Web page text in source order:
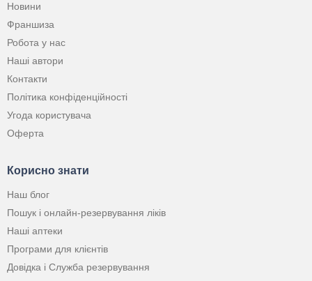
Новини
Франшиза
Робота у нас
Наші автори
Контакти
Політика конфіденційності
Угода користувача
Оферта
Корисно знати
Наш блог
Пошук і онлайн-резервування ліків
Наші аптеки
Програми для клієнтів
Довідка і Служба резервування